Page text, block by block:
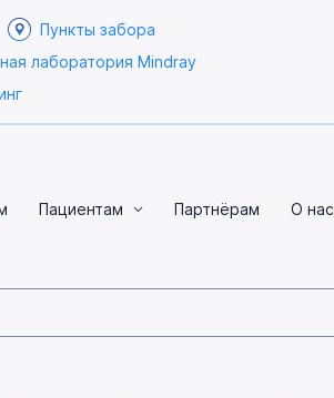
Пункты забора
лаборатория Mindray
Пациентам Партнёрам О нас